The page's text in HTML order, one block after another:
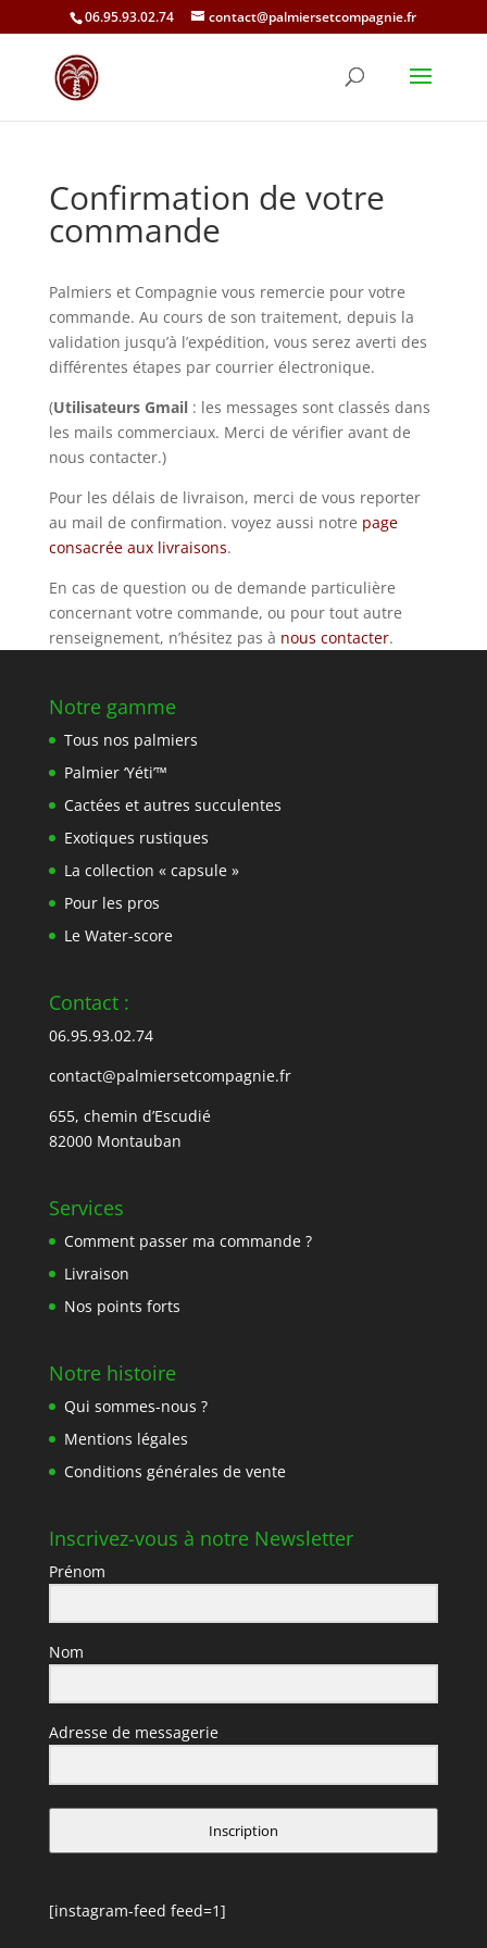
06.95.93.02.74 contact@palmiersetcompagnie.fr
Confirmation de votre
commande
Palmiers et Compagnie vous remercie pour votre
commande. Au cours de son traitement, depuis la
validation jusqu’à l’expédition, vous serez averti des
différentes étapes par courrier électronique.
(Utilisateurs Gmail: les messages sont classés dans
les mails commerciaux. Merci de vérifier avant de
nous contacter.)
Pour les délais de livraison, merci de vous reporter
au mail de confirmation. voyez aussi notre page
consacrée aux livraisons.
En cas de question ou de demande particulière
concernant votre commande, ou pour tout autre
renseignement, n’hésitez pas à nous contacter.
Notre gamme
Tous nos palmiers
Palmier ‘Yéti’™
Cactées et autres succulentes
Exotiques rustiques
La collection « capsule »
Pour les pros
Le Water-score
Contact :
06.95.93.02.74
contact@palmiersetcompagnie.fr
655, chemin d’Escudié
82000 Montauban
Services
Comment passer ma commande ?
Livraison
Nos points forts
Notre histoire
Qui sommes-nous ?
Mentions légales
Conditions générales de vente
Inscrivez-vous à notre Newsletter
Prénom
Nom
Adresse de messagerie
Inscription
[instagram-feed feed=1]